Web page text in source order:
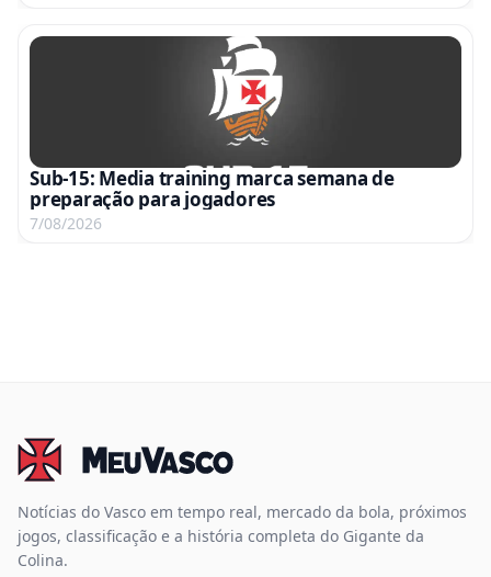
Sub-15: Media training marca semana de
preparação para jogadores
7/08/2026
Notícias do Vasco em tempo real, mercado da bola, próximos
jogos, classificação e a história completa do Gigante da
Colina.